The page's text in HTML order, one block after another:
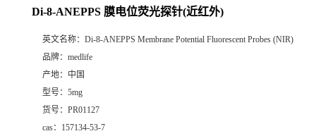
Di-8-ANEPPS 膜电位荧光探针(近红外)
英文名称： Di-8-ANEPPS Membrane Potential Fluorescent Probes (NIR)
品牌： medlife
产地： 中国
型号： 5mg
货号： PR01127
cas： 157134-53-7